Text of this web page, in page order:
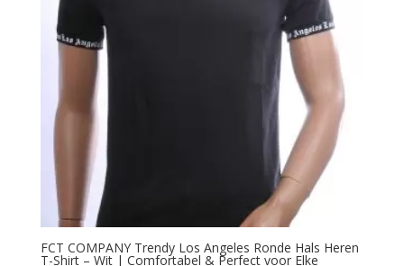
FCT COMPANY Trendy Los Angeles Ronde Hals Heren
T-Shirt – Wit | Comfortabel & Perfect voor Elke